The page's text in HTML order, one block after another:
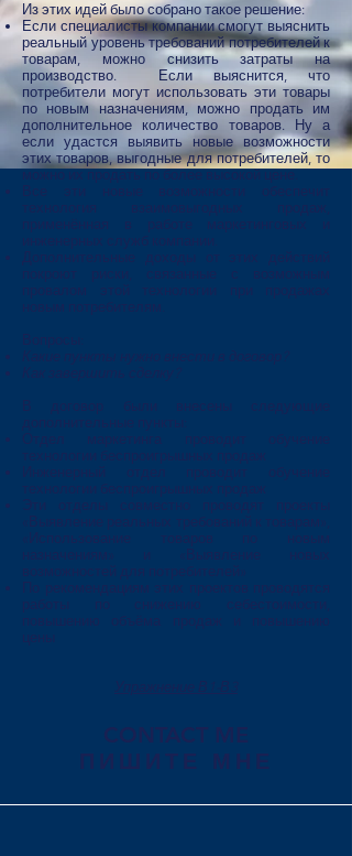
Из этих идей было собрано такое решение:
Если специалисты компании смогут выяснить
реальный уровень требований потребителей к
товарам, можно снизить затраты на
производство. Если выяснится, что
потребители могут использовать эти товары
по новым назначениям, можно продать им
дополнительное количество товаров. Ну а
если удастся выявить новые возможности
этих товаров, выгодные для потребителей, то
можно их продать по более высокой цене.
Все эти новые возможности обеспечит
технология взаимовыгодных продаж,
применённая в работе маркетинговых и
инженерных служб компании.
Дополнительные доходы от этих действий
покроют риски, связанные с возможным
провалом этой технологии при продажах
новым потребителям.
Вопросы:​
Какие пункты нужно внести в договор?
Как завершить сделку?
В договор были внесены следующие
дополнительные пункты:
Отдел маркетинга проводит обучение
технологии беспроигрышных продаж
Инженерный отдел проводит обучение
технологии беспроигрышных продаж
Эти отделы совместно проводят проекты
«Выявление реальных требований к товарам»,
«Использование товаров по новым
назначениям» и «Выявление новых
возможностей для потребителей»
По рекомендациям этих проектов проводятся
работы по снижению себестоимости,
повышению объёма продаж и повышению
цены
Упражнение В1-В3
CONTACT ME
ПИШИТЕ МНЕ